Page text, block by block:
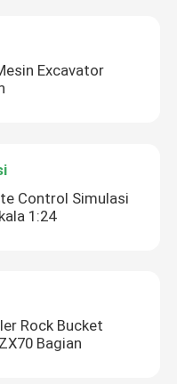
Excavator
Control Simulasi
1:24
Rock Bucket
Bagian